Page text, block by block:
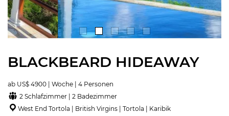
BLACKBEARD HIDEAWAY
ab US$ 4900 | Woche | 4 Personen
2 Schlafzimmer | 2 Badezimmer
West End Tortola | British Virgins | Tortola | Karibik